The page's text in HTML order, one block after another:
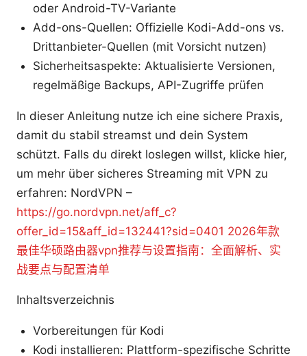
oder Android-TV-Variante
Add-ons-Quellen: Offizielle Kodi-Add-ons vs.
Drittanbieter-Quellen (mit Vorsicht nutzen)
Sicherheitsaspekte: Aktualisierte Versionen,
regelmäßige Backups, API-Zugriffe prüfen
In dieser Anleitung nutze ich eine sichere Praxis,
damit du stabil streamst und dein System
schützt. Falls du direkt loslegen willst, klicke hier,
um mehr über sicheres Streaming mit VPN zu
erfahren: NordVPN –
https://go.nordvpn.net/aff_c?
offer_id=15&aff_id=132441?sid=0401 2026年款
最佳华硕路由器vpn推荐与设置指南：全面解析、实
战要点与配置清单
Inhaltsverzeichnis
Vorbereitungen für Kodi
Kodi installieren: Plattform-spezifische Schritte